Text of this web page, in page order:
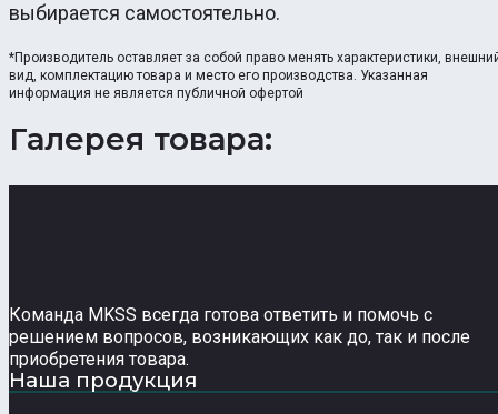
выбирается самостоятельно.
*Производитель оставляет за собой право менять характеристики,
вид, комплектацию товара и место его производства. Указанная
информация не является публичной офертой
Галерея товара:
Команда MKSS всегда готова ответить и помочь с
решением вопросов, возникающих как до, так и после
приобретения товара.
Наша продукция